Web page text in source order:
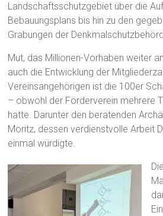
Landschaftsschutzgebiet über die
Bebauungsplans bis hin zu den
Grabungen der
Mut, das Millionen-Vorhaben weiter
auch die Entwicklung der
Vereinsangehörigen ist die 100er
– obwohl der Förderverein mehrere
hatte. Darunter den beratenden
Moritz, dessen verdienstvolle Arbeit
einmal würdigte.